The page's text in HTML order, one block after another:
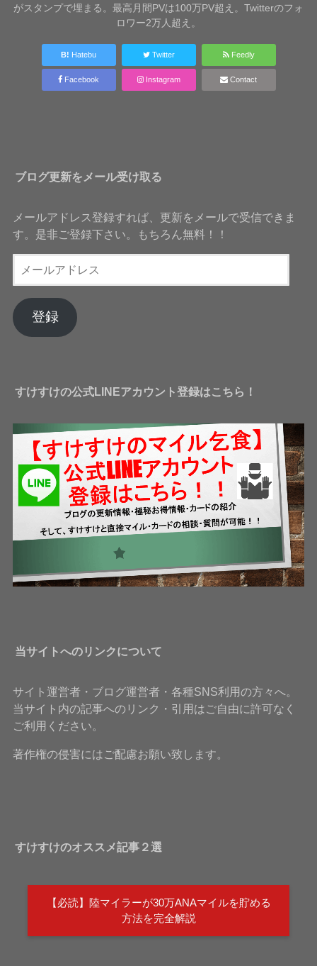
がスタンプで埋まる。最高月間PVは100万PV超え。Twitterのフォ
ロワー2万人超え。
B! Hatebu Twitter Feedly
Facebook Instagram Contact
ブログ更新をメール受け取る
メールアドレス登録すれば、更新をメールで受信できま
す。是非ご登録下さい。もちろん無料！！
ア
ド
登録
すけすけの公式LINEアカウント登録はこちら！
当サイトへのリンクについて
サイト運営者・ブログ運営者・各種SNS利用の方々へ。
当サイト内の記事へのリンク・引用はご自由に許可なく
ご利用ください。
著作権の侵害にはご配慮お願い致します。
すけすけのオススメ記事２選
【必読】陸マイラーが30万ANAマイルを貯める
方法を完全解説